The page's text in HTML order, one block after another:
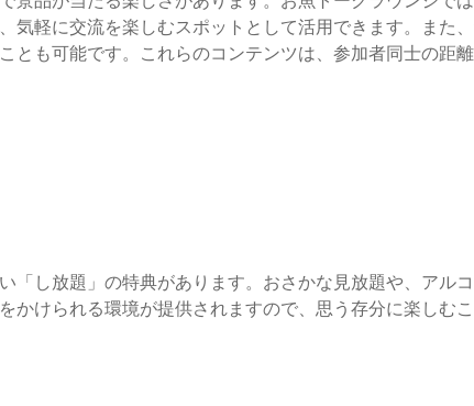
気軽に交流を楽しむスポットとして活用できます。また
とも可能です。これらのコンテンツは、参加者同士の距
「し放題」の特典があります。おさかな見放題や、アル
かけられる環境が提供されますので、思う存分に楽しむこ